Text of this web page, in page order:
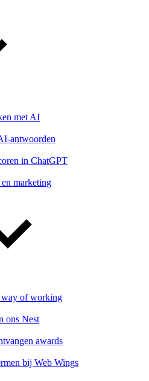
met AI
antwoorden
in ChatGPT
marketing
way of working
ons Nest
awards
bij Web Wings